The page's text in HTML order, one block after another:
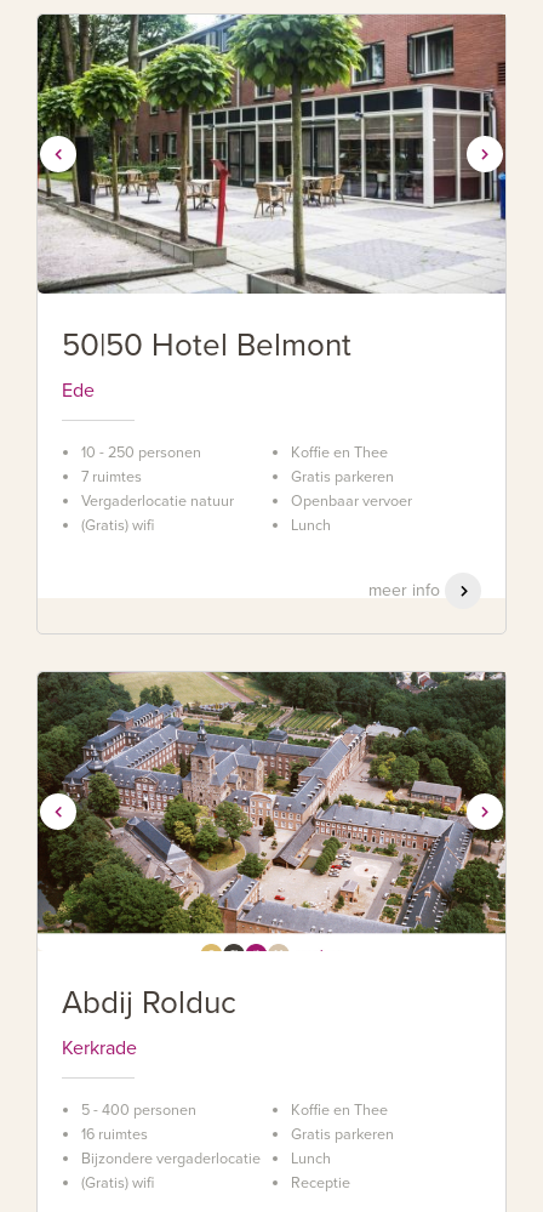
50|50 Hotel Belmont
Ede
10 - 250 personen
7 ruimtes
Vergaderlocatie natuur
(Gratis) wifi
Koffie en Thee
Gratis parkeren
Openbaar vervoer
Lunch
meer info
Abdij Rolduc
Kerkrade
5 - 400 personen
16 ruimtes
Bijzondere vergaderlocatie
(Gratis) wifi
Koffie en Thee
Gratis parkeren
Lunch
Receptie